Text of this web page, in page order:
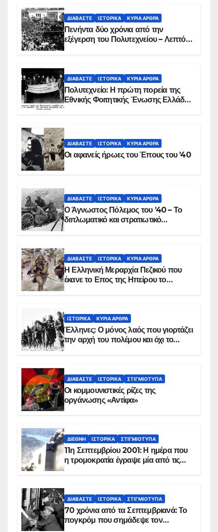
ΔΙΑΒΆΣΤΕ ΙΣΤΟΡΙΚΆ ΚΥΡΙΑ ΑΡΘΡΑ
Πενήντα δύο χρόνια από την
εξέγερση του Πολυτεχνείου – Λεπτό
ΔΙΑΒΆΣΤΕ ΙΣΤΟΡΙΚΆ ΚΥΡΙΑ ΑΡΘΡΑ
Πολυτεχνείο: Η πρώτη πορεία της
Εθνικής Φοιτητικής Ένωσης Ελλάδος
ΔΙΑΒΆΣΤΕ ΙΣΤΟΡΙΚΆ ΚΥΡΙΑ ΑΡΘΡΑ
Οι αφανείς ήρωες του Έπους του ’40
ΔΙΑΒΆΣΤΕ ΙΣΤΟΡΙΚΆ ΚΥΡΙΑ ΑΡΘΡΑ
Ο Άγνωστος Πόλεμος του ’40 – Το
διπλωματικό και στρατιωτικό
ΔΙΑΒΆΣΤΕ ΙΣΤΟΡΙΚΆ ΚΥΡΙΑ ΑΡΘΡΑ
Η Ελληνική Μεραρχία Πεζικού που
έκανε το Επος της Ηπείρου το
ΙΣΤΟΡΙΚΆ ΚΥΡΙΑ ΑΡΘΡΑ
Έλληνες: Ο μόνος λαός που γιορτάζει
την αρχή του πολέμου και όχι το
ΔΙΑΒΆΣΤΕ ΙΣΤΟΡΙΚΆ ΣΤΙΓΜΙΌΤΥΠΑ
Οι κομμουνιστικές ρίζες της
οργάνωσης «Αντίφα»
ΔΙΕΘΝΉ ΙΣΤΟΡΙΚΆ ΣΤΙΓΜΙΌΤΥΠΑ
11η Σεπτεμβρίου 2001: Η ημέρα που
η τρομοκρατία έγραψε μία από τις
ΔΙΑΒΆΣΤΕ ΙΣΤΟΡΙΚΆ ΣΤΙΓΜΙΌΤΥΠΑ
70 χρόνια από τα Σεπτεμβριανά: Το
πογκρόμ που σημάδεψε τον